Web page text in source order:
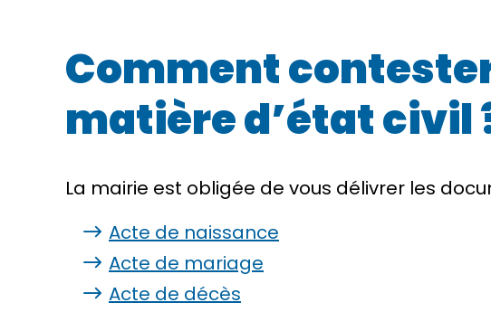
Comment
matière d’état civil
La mairie est obligée de vous délivrer les
Acte de naissance
Acte de mariage
Acte de décès